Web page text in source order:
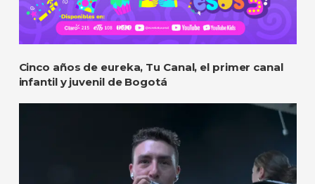
Cinco años de eureka, Tu Canal, el primer canal
infantil y juvenil de Bogotá